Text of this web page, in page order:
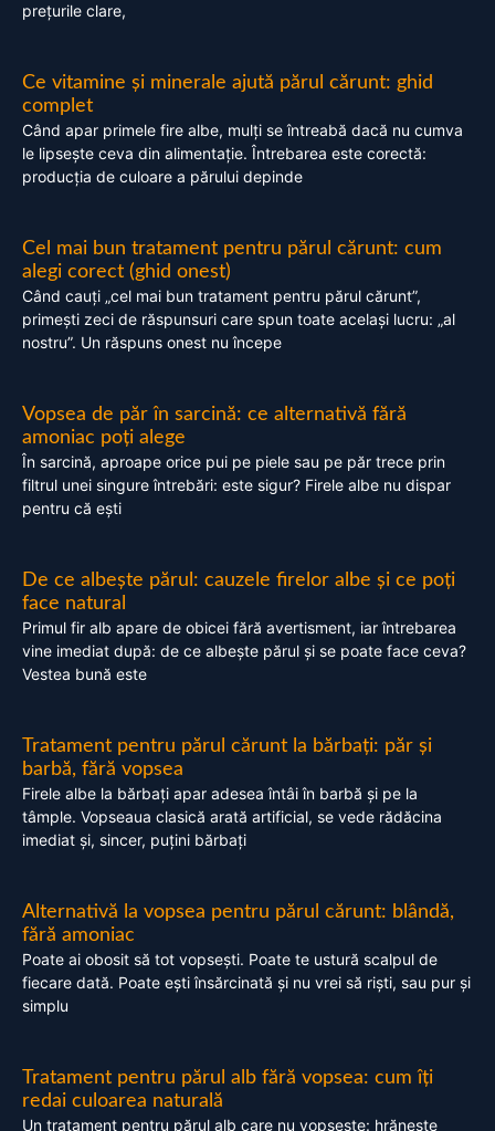
prețurile clare,
Ce vitamine și minerale ajută părul cărunt: ghid
complet
Când apar primele fire albe, mulți se întreabă dacă nu cumva
le lipsește ceva din alimentație. Întrebarea este corectă:
producția de culoare a părului depinde
Cel mai bun tratament pentru părul cărunt: cum
alegi corect (ghid onest)
Când cauți „cel mai bun tratament pentru părul cărunt”,
primești zeci de răspunsuri care spun toate același lucru: „al
nostru”. Un răspuns onest nu începe
Vopsea de păr în sarcină: ce alternativă fără
amoniac poți alege
În sarcină, aproape orice pui pe piele sau pe păr trece prin
filtrul unei singure întrebări: este sigur? Firele albe nu dispar
pentru că ești
De ce albește părul: cauzele firelor albe și ce poți
face natural
Primul fir alb apare de obicei fără avertisment, iar întrebarea
vine imediat după: de ce albește părul și se poate face ceva?
Vestea bună este
Tratament pentru părul cărunt la bărbați: păr și
barbă, fără vopsea
Firele albe la bărbați apar adesea întâi în barbă și pe la
tâmple. Vopseaua clasică arată artificial, se vede rădăcina
imediat și, sincer, puțini bărbați
Alternativă la vopsea pentru părul cărunt: blândă,
fără amoniac
Poate ai obosit să tot vopsești. Poate te ustură scalpul de
fiecare dată. Poate ești însărcinată și nu vrei să riști, sau pur și
simplu
Tratament pentru părul alb fără vopsea: cum îți
redai culoarea naturală
Un tratament pentru părul alb care nu vopsește: hrănește